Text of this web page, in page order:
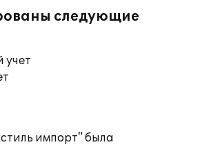
следующие
учет
импорт" была